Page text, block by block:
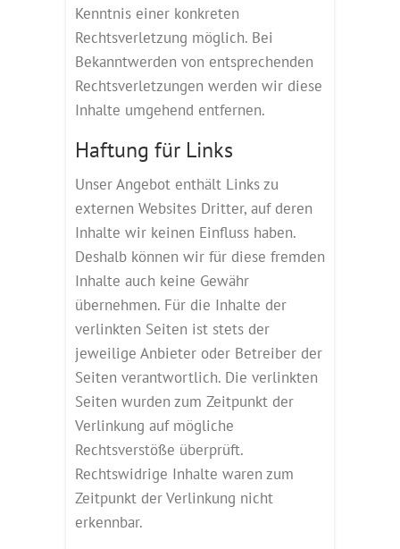
Kenntnis einer konkreten
Rechtsverletzung möglich. Bei
Bekanntwerden von entsprechenden
Rechtsverletzungen werden wir diese
Inhalte umgehend entfernen.
Haftung für Links
Unser Angebot enthält Links zu
externen Websites Dritter, auf deren
Inhalte wir keinen Einfluss haben.
Deshalb können wir für diese fremden
Inhalte auch keine Gewähr
übernehmen. Für die Inhalte der
verlinkten Seiten ist stets der
jeweilige Anbieter oder Betreiber der
Seiten verantwortlich. Die verlinkten
Seiten wurden zum Zeitpunkt der
Verlinkung auf mögliche
Rechtsverstöße überprüft.
Rechtswidrige Inhalte waren zum
Zeitpunkt der Verlinkung nicht
erkennbar.